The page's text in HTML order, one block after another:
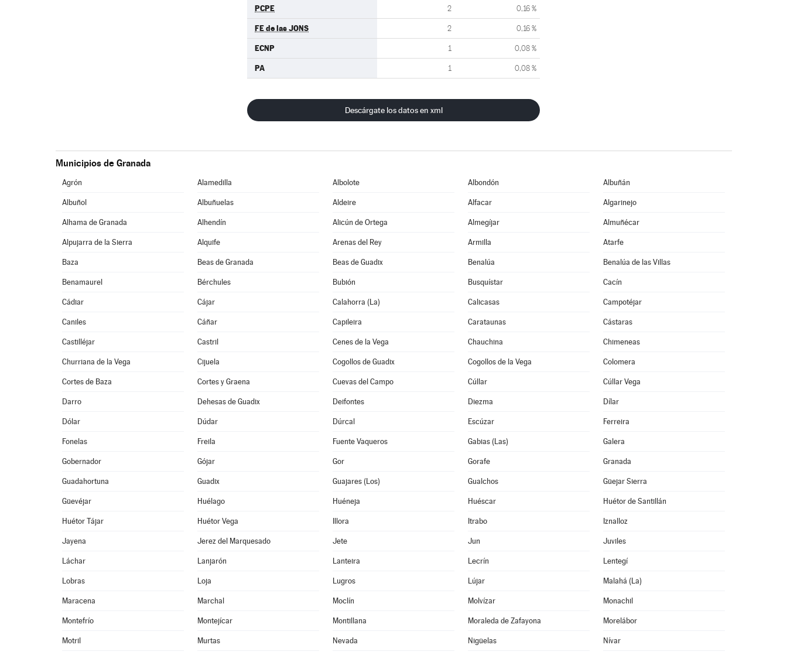
PCPE 2 0,16 %
FE de las JONS 2 0,16 %
ECNP 1 0,08 %
PA 1 0,08 %
Descárgate los datos en xml
Municipios de Granada
Agrón Alamedilla Albolote Albondón Albuñán
Albuñol Albuñuelas Aldeire Alfacar Algarinejo
Alhama de Granada Alhendín Alicún de Ortega Almegíjar Almuñécar
Alpujarra de la Sierra Alquife Arenas del Rey Armilla Atarfe
Baza Beas de Granada Beas de Guadix Benalúa Benalúa de las Villas
Benamaurel Bérchules Bubión Busquístar Cacín
Cádiar Cájar Calahorra (La) Calicasas Campotéjar
Caniles Cáñar Capileira Carataunas Cástaras
Castilléjar Castril Cenes de la Vega Chauchina Chimeneas
Churriana de la Vega Cijuela Cogollos de Guadix Cogollos de la Vega Colomera
Cortes de Baza Cortes y Graena Cuevas del Campo Cúllar Cúllar Vega
Darro Dehesas de Guadix Deifontes Diezma Dílar
Dólar Dúdar Dúrcal Escúzar Ferreira
Fonelas Freila Fuente Vaqueros Gabias (Las) Galera
Gobernador Gójar Gor Gorafe Granada
Guadahortuna Guadix Guajares (Los) Gualchos Güejar Sierra
Güevéjar Huélago Huéneja Huéscar Huétor de Santillán
Huétor Tájar Huétor Vega Illora Itrabo Iznalloz
Jayena Jerez del Marquesado Jete Jun Juviles
Láchar Lanjarón Lanteira Lecrín Lentegí
Lobras Loja Lugros Lújar Malahá (La)
Maracena Marchal Moclín Molvízar Monachil
Montefrío Montejícar Montillana Moraleda de Zafayona Morelábor
Motril Murtas Nevada Nigüelas Nívar